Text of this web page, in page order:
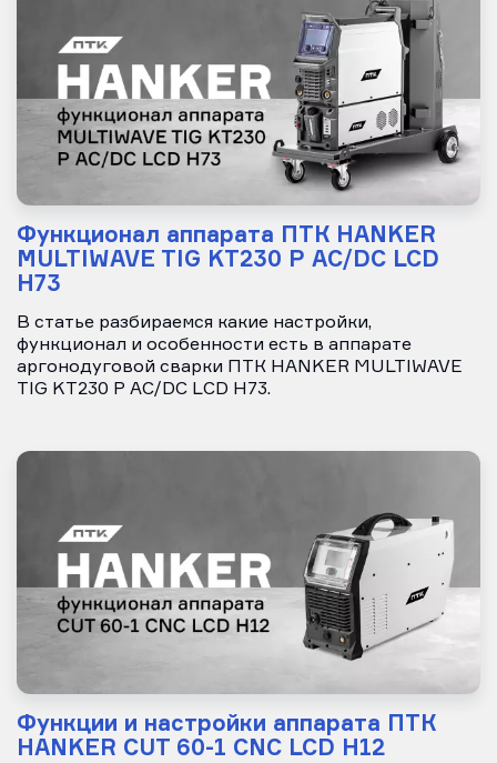
Функционал аппарата ПТК HANKER
MULTIWAVE TIG KT230 P AC/DC LCD
H73
В статье разбираемся какие настройки,
функционал и особенности есть в аппарате
аргонодуговой сварки ПТК HANKER MULTIWAVE
TIG KT230 P AC/DC LCD H73.
Функции и настройки аппарата ПТК
HANKER CUT 60-1 CNC LCD H12